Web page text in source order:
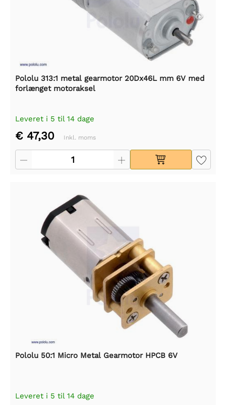
Pololu 313:1 metal gearmotor 20Dx46L mm 6V med
forlænget motoraksel
Leveret i 5 til 14 dage
€ 47,30 Inkl. moms
Pololu 50:1 Micro Metal Gearmotor HPCB 6V
Leveret i 5 til 14 dage